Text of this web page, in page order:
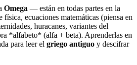
Omega — están en todas partes en la
ecuaciones matemáticas (piensa en
huracanes, variantes del
*alfabeto* (alfa + beta). Aprenderlas en
para leer el griego antiguo y descifrar